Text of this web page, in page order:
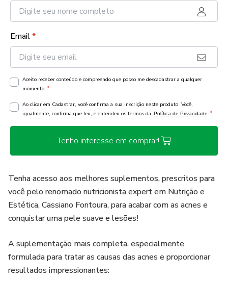
Email*
Aceito receber conteúdo e compreendo que posso me descadastrar a qualquer
momento. *
Ao clicar em Cadastrar, você confirma a sua inscrição neste produto. Você,
igualmente, confirma que leu, e entendeu os termos da Política de Privacidade *
Tenho interesse em comprar!
Tenha acesso aos melhores suplementos, prescritos para
você pelo renomado nutricionista expert em Nutrição e
Estética, Cassiano Fontoura, para acabar com as acnes e
conquistar uma pele suave e lesões!
A suplementação mais completa, especialmente
formulada para tratar as causas das acnes e proporcionar
resultados impressionantes: